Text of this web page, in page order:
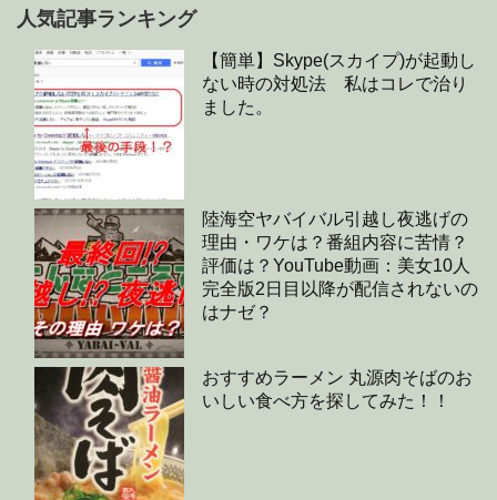
人気記事ランキング
【簡単】Skype(スカイプ)が起動し
ない時の対処法 私はコレで治り
ました。
陸海空ヤバイバル引越し夜逃げの
理由・ワケは？番組内容に苦情？
評価は？YouTube動画：美女10人
完全版2日目以降が配信されないの
はナゼ？
おすすめラーメン 丸源肉そばのお
いしい食べ方を探してみた！！